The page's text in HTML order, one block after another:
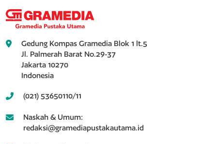
Gedung Kompas Gramedia Blok 1 lt.5
Jl. Palmerah Barat No.29-37
Jakarta 10270
Indonesia
(021) 53650110/11
Naskah & Umum:
redaksi@gramediapustakautama.id